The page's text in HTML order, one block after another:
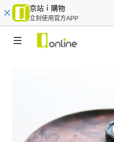
京站ｉ購物
立刻使用官方APP